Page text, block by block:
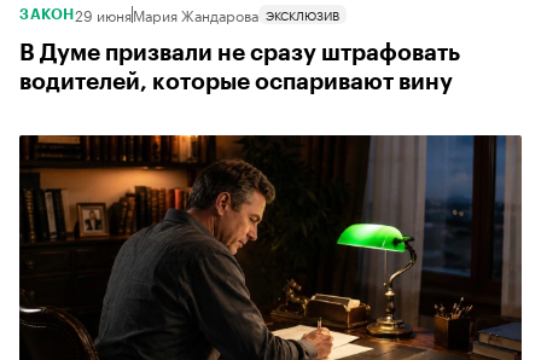
ЗАКОН 29 июняМария Жандарова ЭКСКЛЮЗИВ
В Думе призвали не сразу штрафовать
водителей, которые оспаривают вину